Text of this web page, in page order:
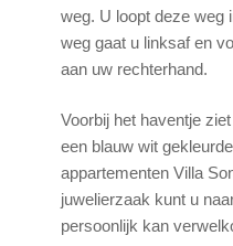
weg. U loopt deze weg
weg gaat u linksaf en
aan uw rechterhand.
Voorbij het haventje
een blauw wit
appartementen Villa
juwelierzaak kunt u
persoonlijk kan